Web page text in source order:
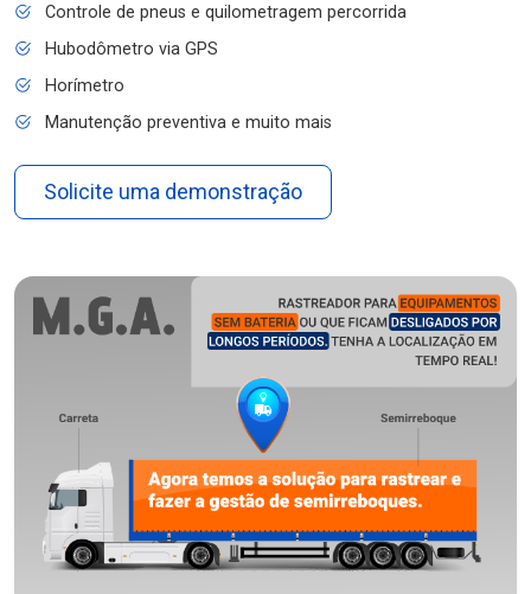
Controle de pneus e quilometragem percorrida
Hubodômetro via GPS
Horímetro
Manutenção preventiva e muito mais
Solicite uma demonstração